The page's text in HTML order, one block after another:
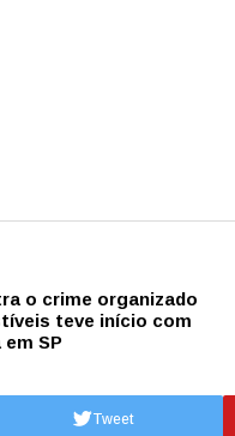
o crime organizado
teve início com
SP
Tweet